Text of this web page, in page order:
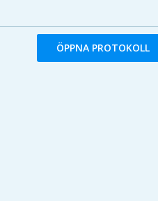
ÖPPNA PROTOKOLL